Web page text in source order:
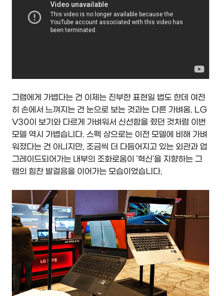
그램에게 가볍다는 건 이제는 진부한 표현일 법도 한데 여전
히 손에서 느껴지는 건 눈으로 보는 것과는 다른 가벼움. LG
V30이 보기와 다르게 가벼워서 신선함을 줬던 것처럼 이번
모델 역시 가볍습니다. 스펙 상으로는 이전 모델에 비해 가벼
워졌다는 건 아니지만, 조금씩 더 다듬어지고 있는 외관과 업
그레이드되어가는 내부의 조화로움이 '혁신'을 지향하는 그
램의 힘찬 발걸음을 이어가는 모습이었습니다.